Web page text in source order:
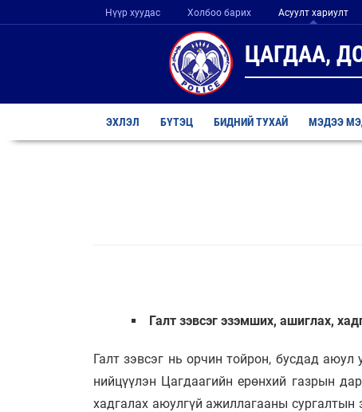
Нүүр хуудас Холбоо барих Асуулт хариулт
ЦАГДАА,
ЭХЛЭЛ БҮТЭЦ БИДНИЙ ТУХАЙ МЭДЭЭ
Галт зэвсэг эзэмших, ашиглах,
Галт зэвсэг нь орчин тойрон, бусдад аюул
нийцүүлэн Цагдаагийн ерөнхий газрын
хадгалах аюулгүй ажиллагааны сургалтын